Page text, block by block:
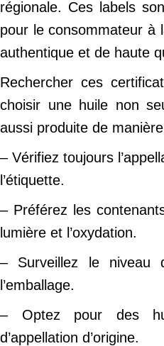
régionale. Ces labels
pour le consommateur à
authentique et de haute
Rechercher ces
choisir une huile non
aussi produite de
– Vérifiez toujours
l’étiquette.
– Préférez les
lumière et l’oxydation.
– Surveillez le niveau
l’emballage.
– Optez pour des
d’appellation d’origine.